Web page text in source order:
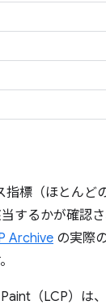
標（ほとん
するかが確認
Archive の実際
（LCP）は